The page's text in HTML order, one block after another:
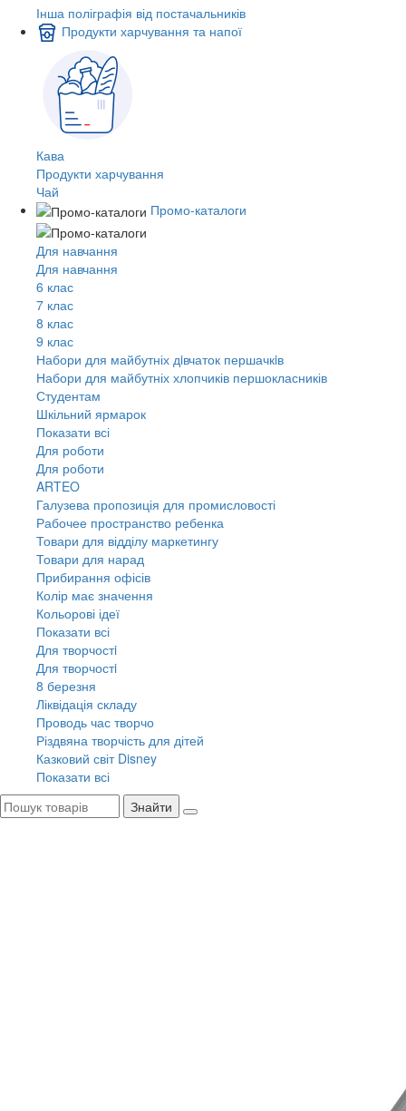
Інша поліграфія від постачальників
Продукти харчування та напої
Кава
Продукти харчування
Чай
Промо-каталоги
Для навчання
Для навчання
6 клас
7 клас
8 клас
9 клас
Набори для майбутніх дiвчаток першачкiв
Набори для майбутніх хлопчиків першокласників
Студентам
Шкільний ярмарок
Показати всі
Для роботи
Для роботи
ARTEO
Галузева пропозиція для промисловості
Рабочее пространство ребенка
Товари для відділу маркетингу
Товари для нарад
Прибирання офісів
Колір має значення
Кольорові ідеї
Показати всі
Для творчостi
Для творчостi
8 березня
Ліквідація складу
Проводь час творчо
Різдвяна творчість для дітей
Казковий світ Disney
Показати всі
Знайти